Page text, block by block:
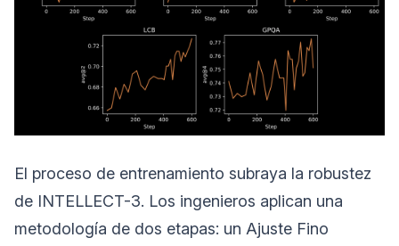
El proceso de entrenamiento subraya la robustez
de INTELLECT-3. Los ingenieros aplican una
metodología de dos etapas: un Ajuste Fino